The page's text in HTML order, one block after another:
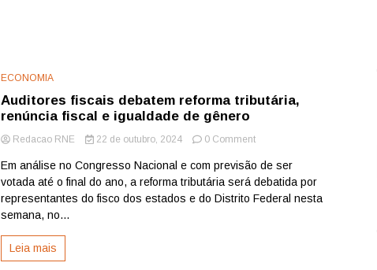
ECONOMIA
Auditores fiscais debatem reforma tributária,
renúncia fiscal e igualdade de gênero
Redacao RNE 22 de outubro, 2024 0 Commenton
fiscais
debatem
reforma
Em análise no Congresso Nacional e com previsão de ser
votada até o final do ano, a reforma tributária será debatida por
representantes do fisco dos estados e do Distrito Federal nesta
semana, no...
Leia mais